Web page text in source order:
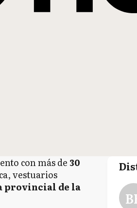
con más de30
vestuarios
provincial de la